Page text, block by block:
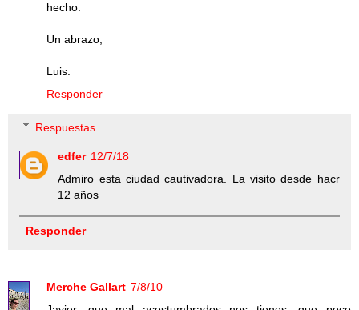
hecho.
Un abrazo,
Luis.
Responder
Respuestas
edfer 12/7/18
Admiro esta ciudad cautivadora. La visito desde hacr
12 años
Responder
Merche Gallart 7/8/10